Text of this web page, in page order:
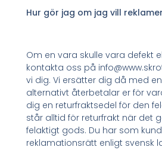
Hur gör jag om jag vill
Om en vara skulle vara defekt
kontakta oss på
vi dig. Vi ersätter dig då med
alternativt återbetalar er för
dig en returfraktsedel för den
står alltid för returfrakt när det
felaktigt gods. Du har som
reklamationsrätt enligt svensk